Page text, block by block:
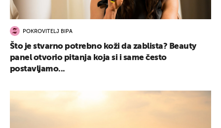
POKROVITELJ BIPA
Što je stvarno potrebno koži da zablista? Beauty
panel otvorio pitanja koja si i same često
postavljamo...